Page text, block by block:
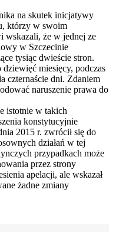
na skutek inicjatywy
którzy w swoim
wskazali, że w jednej ze
w Szczecinie
tysiąc dwieście stron.
dziewięć miesięcy, podczas
czternaście dni. Zdaniem
naruszenie prawa do
istotnie w takich
konstytucyjnie
2015 r. zwrócił się do
działań w tej
przypadkach może
przez strony
apelacji, ale wskazał
żadne zmiany